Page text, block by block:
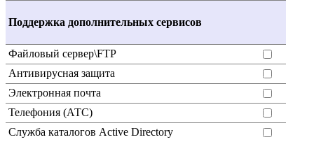
Поддержка дополнительных сервисов
Файловый сервер\FTP
Антивирусная защита
Электронная почта
Телефония (АТС)
Служба каталогов Active Directory